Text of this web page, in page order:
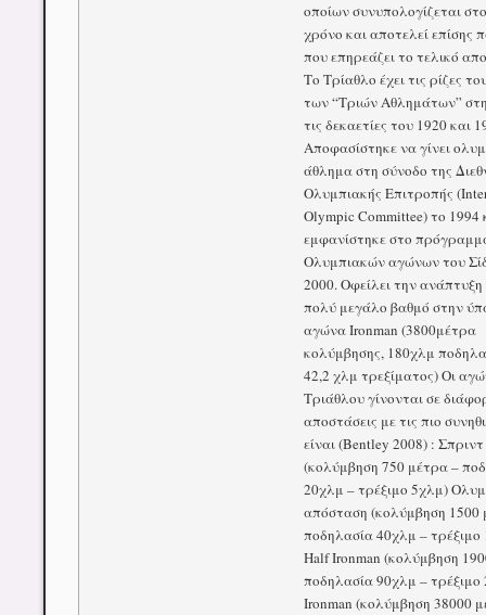
οποίων συνυπολογίζεται
χρόνο και αποτελεί επίσης
που επηρεάζει το τελικό
Το Τρίαθλο έχει τις ρίζες
των “Τριών Αθλημάτων”
τις δεκαετίες του 1920 και
Αποφασίστηκε να γίνει
άθλημα στη σύνοδο της
Ολυμπιακής Επιτροπής
Olympic Committee) το 1994
εμφανίστηκε στο
Ολυμπιακών αγώνων του
2000. Οφείλει την ανάπτυξη
πολύ μεγάλο βαθμό στην
αγώνα Ironman (3800μέτρα
κολύμβησης, 180χλμ
42,2 χλμ τρεξίματος) Οι
Τριάθλου γίνονται σε
αποστάσεις με τις πιο
είναι (Bentley 2008) : Σπριντ
(κολύμβηση 750 μέτρα –
20χλμ – τρέξιμο 5χλμ)
απόσταση (κολύμβηση 1500
ποδηλασία 40χλμ – τρέξιμο
Half Ironman (κολύμβηση
ποδηλασία 90χλμ – τρέξιμο
Ironman (κολύμβηση 38000